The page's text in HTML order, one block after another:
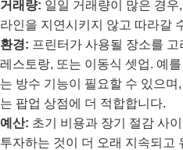
거래량: 일일 거래량이 많은 경우,
라인을 지연시키지 않고 따라갈
환경: 프린터가 사용될 장소를
레스토랑, 또는 이동식 셋업. 예
는 방수 기능이 필요할 수 있으
는 팝업 상점에 더 적합합니다.
예산: 초기 비용과 장기 절감 사
투자하는 것이 더 오래 지속되고